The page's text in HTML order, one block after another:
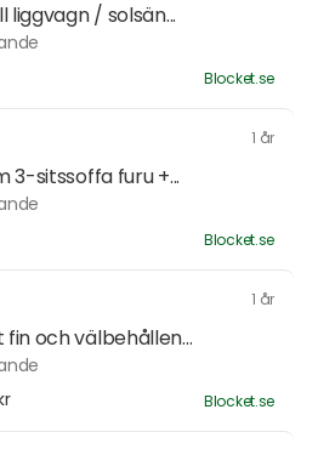
liggvagn / solsän...
Blocket.se
1 år
3-sitssoffa furu +...
Blocket.se
1 år
och välbehållen...
Blocket.se